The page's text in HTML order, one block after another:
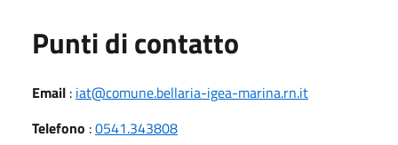
Punti di contatto
Email : iat@comune.bellaria-igea-marina.rn.it
Telefono :0541.343808